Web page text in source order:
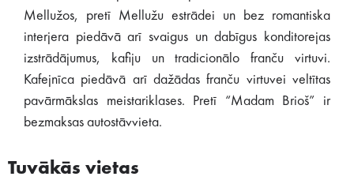
Mellužos, pretī Mellužu estrādei un bez romantiska
interjera piedāvā arī svaigus un dabīgus konditorejas
izstrādājumus, kafiju un tradicionālo franču virtuvi.
Kafejnīca piedāvā arī dažādas franču virtuvei veltītas
pavārmākslas meistariklases. Pretī “Madam Brioš” ir
bezmaksas autostāvvieta.
Tuvākās vietas